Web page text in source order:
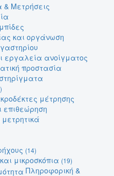
Μετρήσεις
και οργάνωση
εργαλεία ανοίγματος
προστασία
μέτρησης
επιθεώρηση
(14)
μικροσκόπια (19)
Πληροφορική &